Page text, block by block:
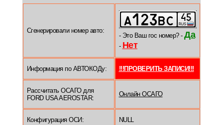
Сгенерировали номер авто:
- Это Ваш гос номер? - Да
- Нет
Информация по АВТОКОДу: !!!ПРОВЕРИТЬ ЗАПИСИ!!!
Рассчитать ОСАГО для
FORD USA AEROSTAR:
Онлайн ОСАГО
Конфигурация ОСИ: NULL